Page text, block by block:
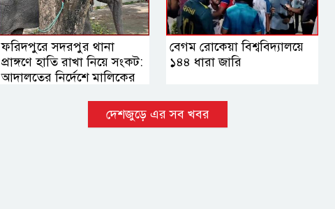
ফরিদপুরে সদরপুর থানা
প্রাঙ্গণে হাতি রাখা নিয়ে সংকট:
আদালতের নির্দেশে মালিকের
বেগম রোকেয়া বিশ্ববিদ্যালয়ে
১৪৪ ধারা জারি
দেশজুড়ে এর সব খবর